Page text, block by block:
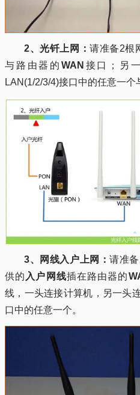
2、光钎上网：请准备2根
与路由器的 WAN 接口；另
LAN(1/2/3/4)接口中的任意一个
3、网线入户上网：请准
供的 入户网线插在路由器的
线，一头连接计算机，另一头
口中的任意一个。